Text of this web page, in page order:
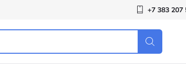
+7 383 207